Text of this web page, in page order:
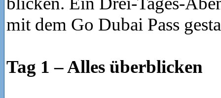
mit dem Go Dubai Pass
Tag 1 – Alles überblicken